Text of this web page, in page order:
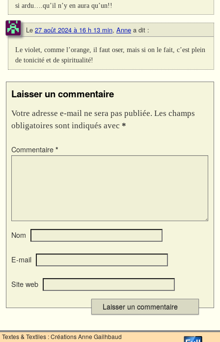
si ardu….qu’il n’y en aura qu’un!!
Le 27 août 2024 à 16 h 13 min, Anne a dit :
Le violet, comme l’orange, il faut oser, mais si on le fait, c’est plein
de tonicité et de spiritualité!
Laisser un commentaire
Votre adresse e-mail ne sera pas publiée. Les champs
obligatoires sont indiqués avec *
Commentaire *
Nom
E-mail
Site web
Textes & Textiles : Créations Anne Gailhbaud